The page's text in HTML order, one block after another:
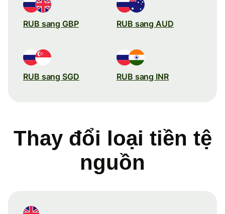
RUB sang GBP RUB sang AUD
RUB sang SGD RUB sang INR
Thay đổi loại tiền tệ
nguồn